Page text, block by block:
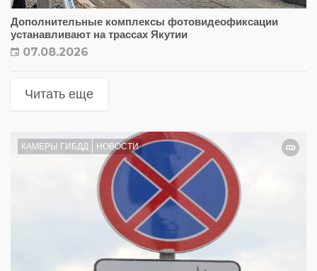
Дополнительные комплексы фотовидеофиксации
устанавливают на трассах Якутии
07.08.2026
Читать еще
КАМЕРЫ ГИБДД НОВОСТИ